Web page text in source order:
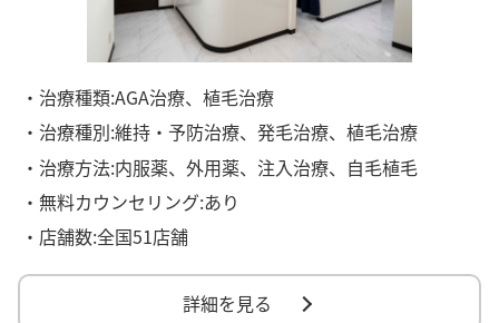
・治療種類:AGA治療、植毛治療
・治療種別:維持・予防治療、発毛治療、植毛治療
・治療方法:内服薬、外用薬、注入治療、自毛植毛
・無料カウンセリング:あり
・店舗数:全国51店舗
詳細を見る